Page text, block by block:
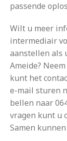
passende
Wilt u meer
intermediair
aanstellen als
Ameide?
kunt het
e-mail sturen
bellen naar
vragen kunt u
Samen